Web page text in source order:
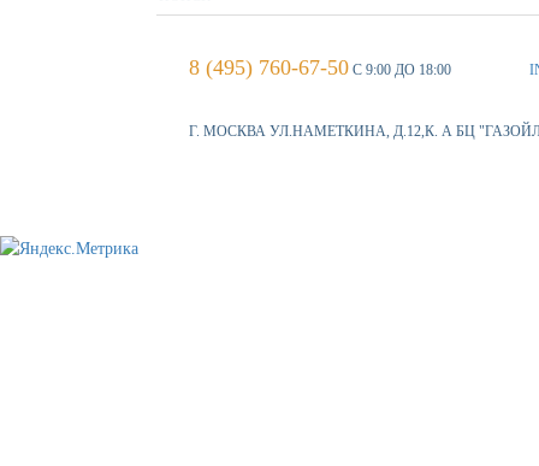
8 (495) 760-67-50 С 9:00 ДО 18:00
Г. МОСКВА УЛ.НАМЕТКИНА, Д.12,К. А БЦ